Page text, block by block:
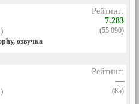
озвучка
Рейтинг:
7.283
(55 090)
Рейтинг:
—
(85)